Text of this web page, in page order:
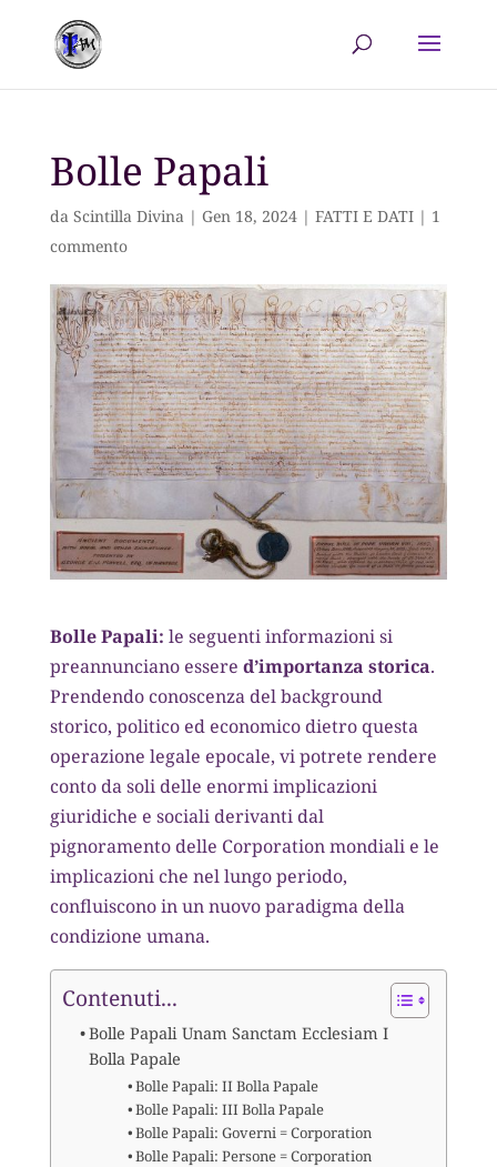
Bolle Papali
da Scintilla Divina| Gen 18, 2024| FATTI E DATI| 1
commento
Bolle Papali: le seguenti informazioni si
preannunciano essere d’importanza storica.
Prendendo conoscenza del background
storico, politico ed economico dietro questa
operazione legale epocale, vi potrete rendere
conto da soli delle enormi implicazioni
giuridiche e sociali derivanti dal
pignoramento delle Corporation mondiali e le
implicazioni che nel lungo periodo,
confluiscono in un nuovo paradigma della
condizione umana.
Contenuti...
Bolle Papali Unam Sanctam Ecclesiam I
Bolla Papale
Bolle Papali: II Bolla Papale
Bolle Papali: III Bolla Papale
Bolle Papali: Governi = Corporation
Bolle Papali: Persone = Corporation